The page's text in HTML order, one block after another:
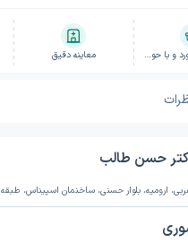
پزشک خوش برخورد و با حوصله معاینه دقیق
حسن طالب
ارومیه، بلوار حسنی، ساخنمان اسپیناس، طبقه 3 واحد 5